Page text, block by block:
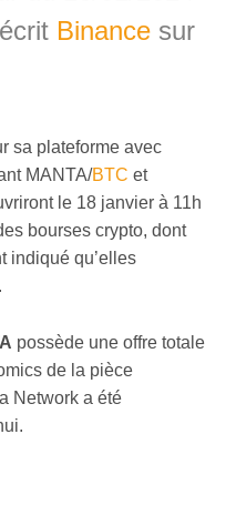
Binance sur
sa plateforme avec
MANTA/BTC et
le 18 janvier à 11h
bourses crypto, dont
indiqué qu’elles
possède une offre totale
de la pièce
Network a été